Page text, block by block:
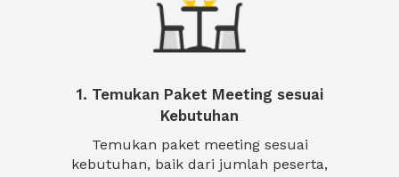
1. Temukan Paket Meeting sesuai
Kebutuhan
Temukan paket meeting sesuai
kebutuhan, baik dari jumlah peserta,